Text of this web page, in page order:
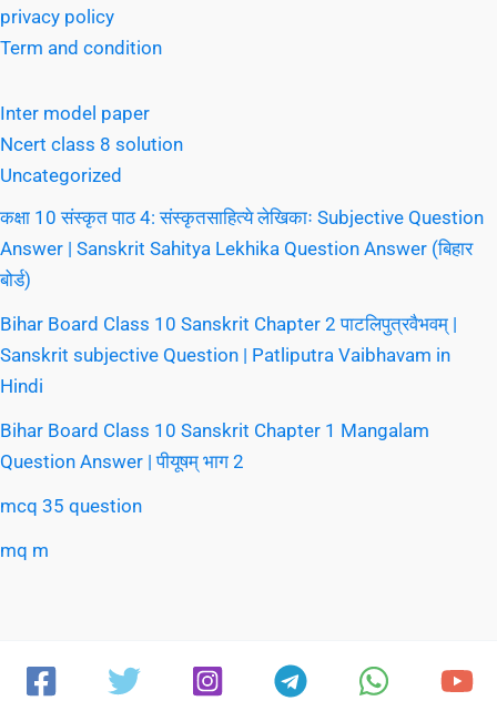
privacy policy
Term and condition
Inter model paper
Ncert class 8 solution
Uncategorized
कक्षा 10 संस्कृत पाठ 4: संस्कृतसाहित्ये लेखिकाः Subjective Question
Answer | Sanskrit Sahitya Lekhika Question Answer (बिहार
बोर्ड)
Bihar Board Class 10 Sanskrit Chapter 2 पाटलिपुत्रवैभवम् |
Sanskrit subjective Question | Patliputra Vaibhavam in
Hindi
Bihar Board Class 10 Sanskrit Chapter 1 Mangalam
Question Answer | पीयूषम् भाग 2
mcq 35 question
mq m